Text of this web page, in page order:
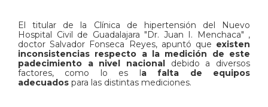
El titular de la Clínica de hipertensión del Nuevo
Hospital Civil de Guadalajara "Dr. Juan I. Menchaca" ,
doctor Salvador Fonseca Reyes, apuntó que existen
inconsistencias respecto a la medición de este
padecimiento a nivel nacional debido a diversos
factores, como lo es la falta de equipos
adecuados para las distintas mediciones.